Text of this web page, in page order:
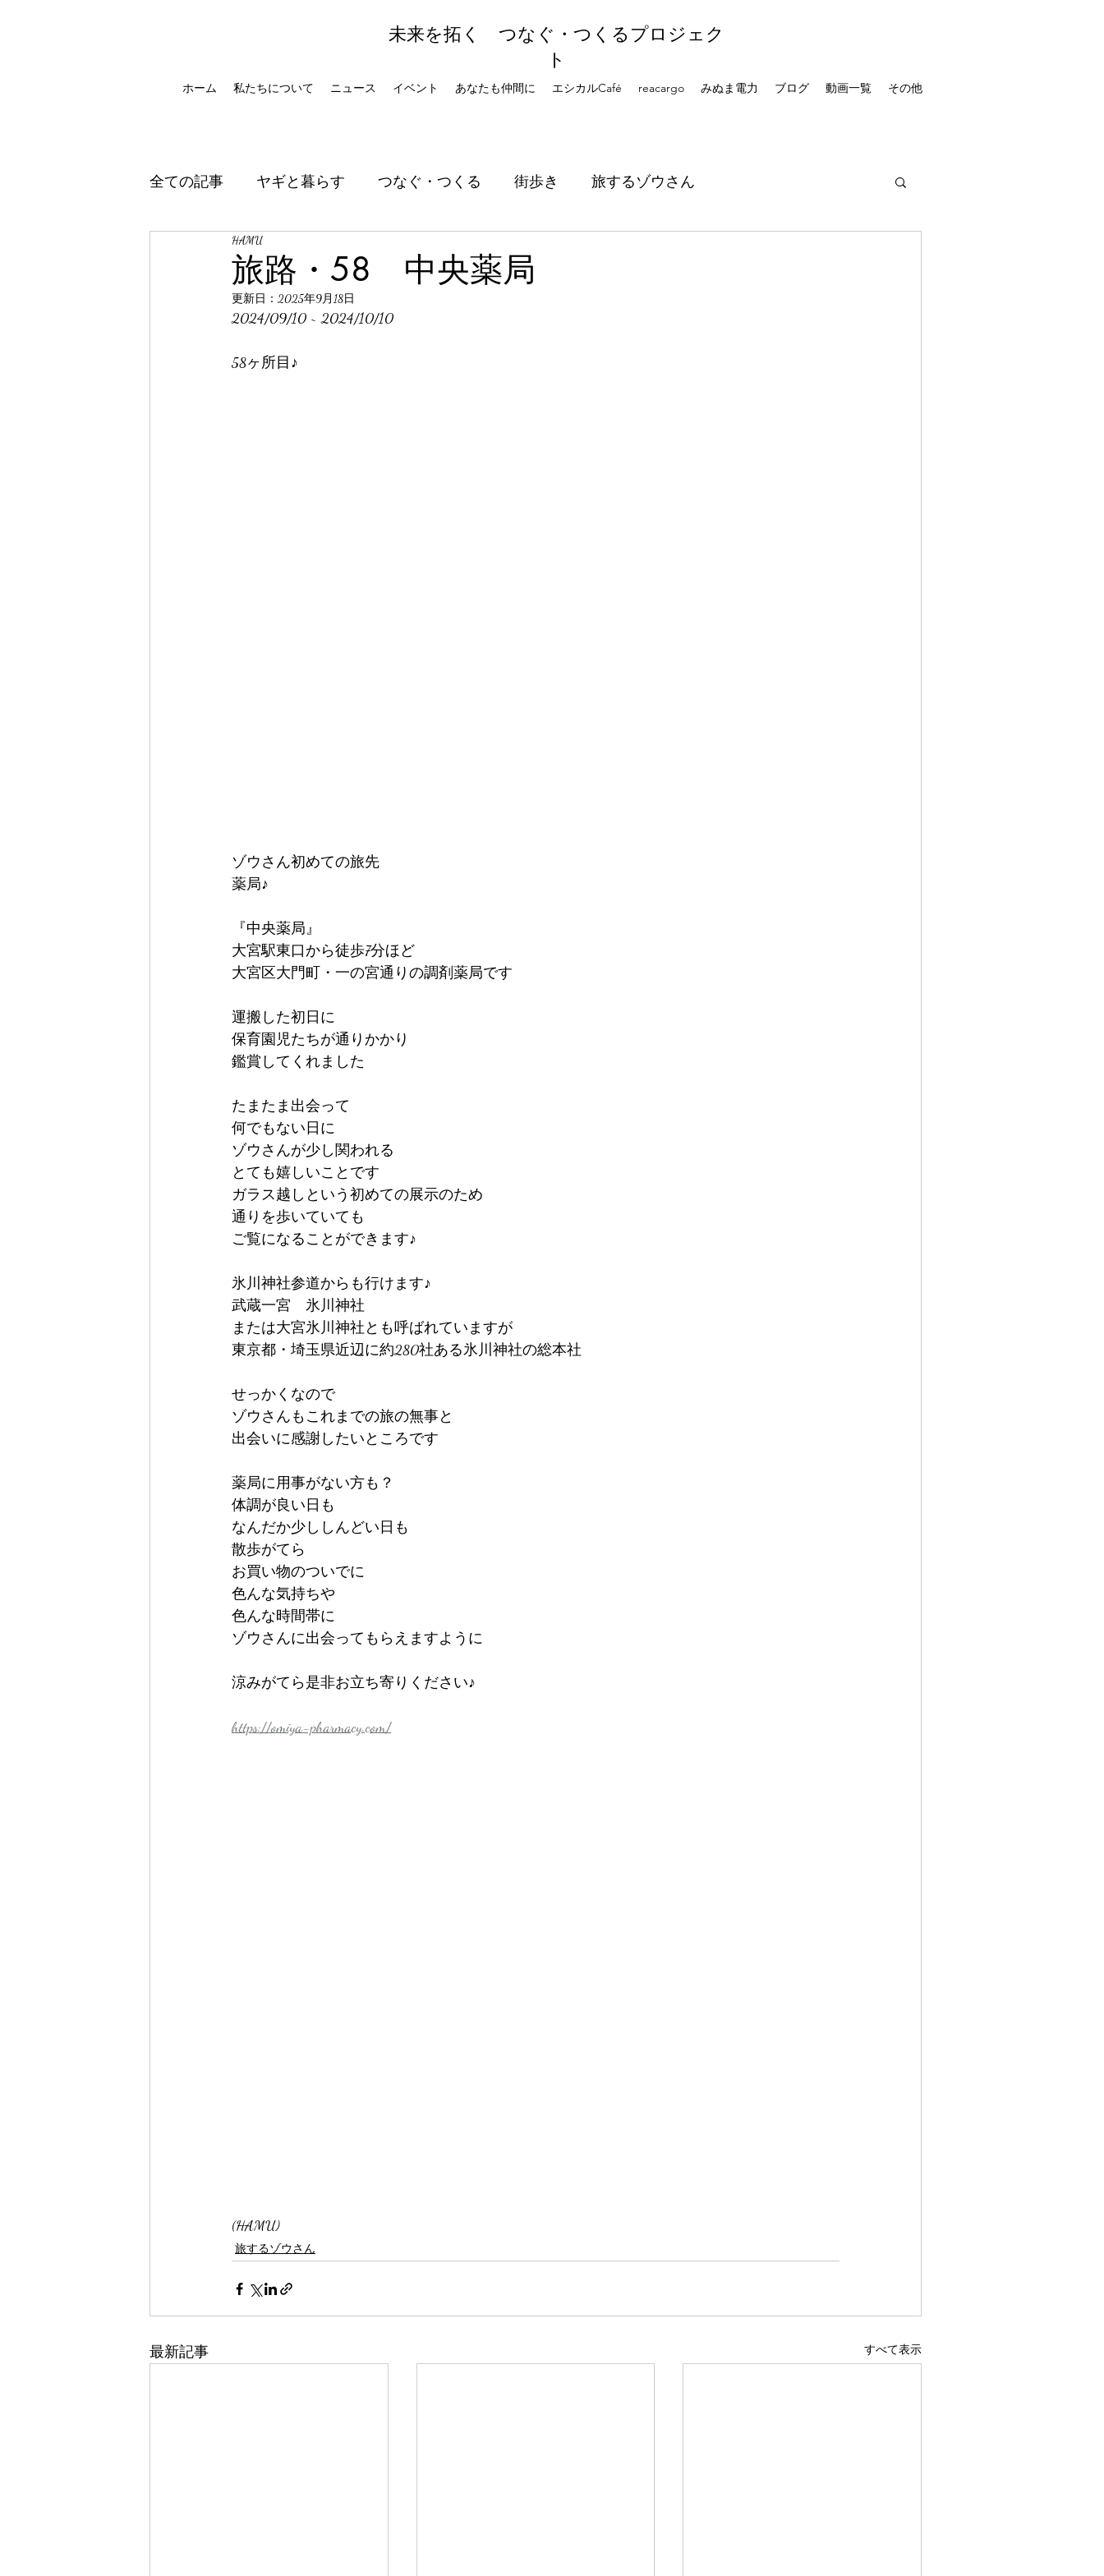
未来を拓く つなぐ・つくるプロジェク
ト
ホーム 私たちについて ニュース イベント あなたも仲間に エシカルCafé reacargo みぬま電力 ブログ 動画一覧 その他
全ての記事 ヤギと暮らす つなぐ・つくる 街歩き 旅するゾウさん
旅路・58 中央薬局
HAMU
更新日： 2025年9月18日
2024/09/10 ~ 2024/10/10
58ヶ所目♪
ゾウさん初めての旅先
薬局♪
『中央薬局』
大宮駅東口から徒歩7分ほど
大宮区大門町・一の宮通りの調剤薬局です
運搬した初日に
保育園児たちが通りかかり
鑑賞してくれました
たまたま出会って
何でもない日に
ゾウさんが少し関われる
とても嬉しいことです
ガラス越しという初めての展示のため
通りを歩いていても
ご覧になることができます♪
氷川神社参道からも行けます♪
武蔵一宮　氷川神社
または大宮氷川神社とも呼ばれていますが
東京都・埼玉県近辺に約280社ある氷川神社の総本社
せっかくなので
ゾウさんもこれまでの旅の無事と
出会いに感謝したいところです
薬局に用事がない方も？
体調が良い日も
なんだか少ししんどい日も
散歩がてら
お買い物のついでに
色んな気持ちや
色んな時間帯に
ゾウさんに出会ってもらえますように
涼みがてら是非お立ち寄りください♪
https://omiya-pharmacy.com/
(HAMU)
旅するゾウさん
最新記事 すべて表示